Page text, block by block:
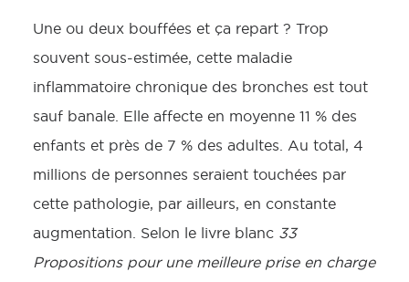
Une ou deux bouffées et ça repart ? Trop
souvent sous-estimée, cette maladie
inflammatoire chronique des bronches est tout
sauf banale. Elle affecte en moyenne 11 % des
enfants et près de 7 % des adultes. Au total, 4
millions de personnes seraient touchées par
cette pathologie, par ailleurs, en constante
augmentation. Selon le livre blanc 33
Propositions pour une meilleure prise en charge